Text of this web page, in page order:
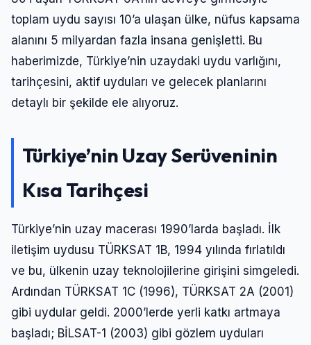
toplam uydu sayısı 10’a ulaşan ülke, nüfus kapsama
alanını 5 milyardan fazla insana genişletti. Bu
haberimizde, Türkiye’nin uzaydaki uydu varlığını,
tarihçesini, aktif uyduları ve gelecek planlarını
detaylı bir şekilde ele alıyoruz.
Türkiye’nin Uzay Serüveninin
Kısa Tarihçesi
Türkiye’nin uzay macerası 1990’larda başladı. İlk
iletişim uydusu TÜRKSAT 1B, 1994 yılında fırlatıldı
ve bu, ülkenin uzay teknolojilerine girişini simgeledi.
Ardından TÜRKSAT 1C (1996), TÜRKSAT 2A (2001)
gibi uydular geldi. 2000’lerde yerli katkı artmaya
başladı; BİLSAT-1 (2003) gibi gözlem uyduları